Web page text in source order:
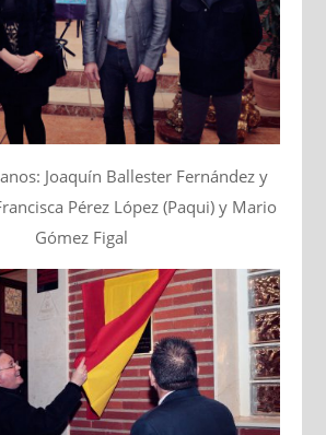
Joaquín Ballester Fernández y
Pérez López (Paqui) y Mario
Gómez Figal